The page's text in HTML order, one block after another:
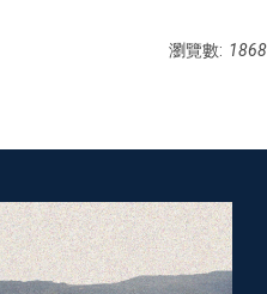
瀏覽數: 1868